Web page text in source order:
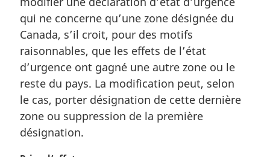
g
i
n
a
e
:
qui ne concerne qu’une zone désignée du
Canada, s’il croit, pour des motifs
raisonnables, que les effets de l’état
d’urgence ont gagné une autre zone ou le
reste du pays. La modification peut, selon
le cas, porter désignation de cette dernière
zone ou suppression de la première
désignation.